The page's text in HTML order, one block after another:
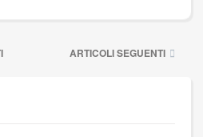
ARTICOLI SEGUENTI